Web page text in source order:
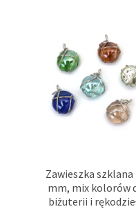
Zawieszka szklana
mm, mix kolorów
biżuterii i